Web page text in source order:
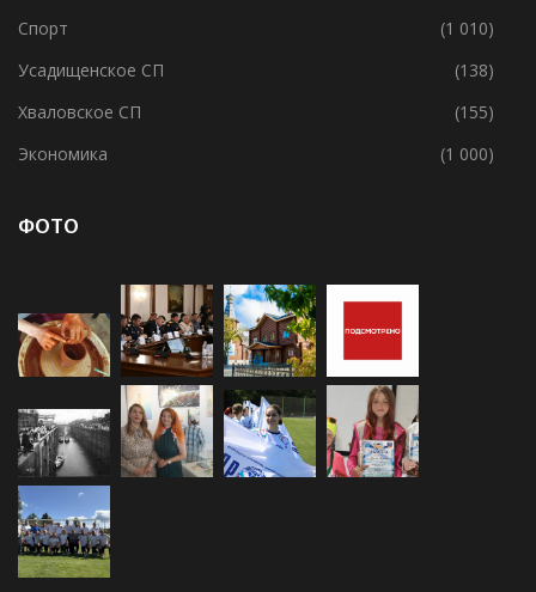
Спорт
(1 010)
Усадищенское СП
(138)
Хваловское СП
(155)
Экономика
(1 000)
ФОТО